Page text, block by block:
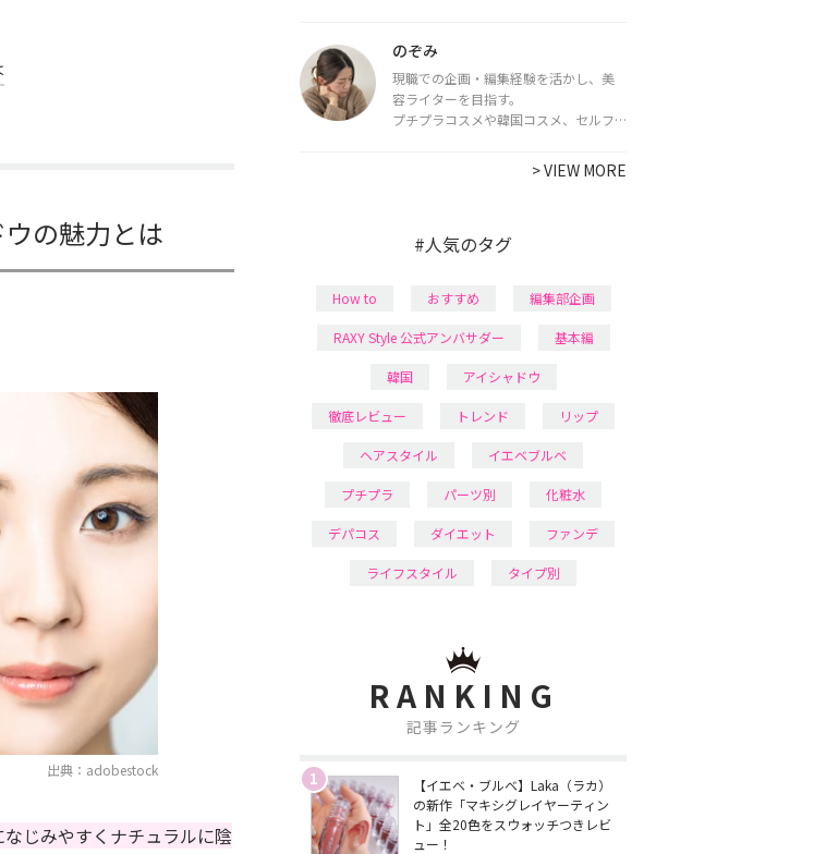
の魅力とは
出典：adobestock
じみやすくナチュラルに陰
ライターとして活動中。
都内で16タイプパーソナルカラー診
断・顔タイプ診断・骨格診断によるイ
メージコンサルティングも行っていま
のぞみ
現職での企画・編集経験を活かし、美
容ライターを目指す。
プチプラコスメや韓国コスメ、セルフ
で最新情報をチェック。家事や育児の合
間に取り入れられる時短美容テクも実
>VIEW MORE
#人気のタグ
How to おすすめ 編集部企画
RAXY Style 公式アンバサダー 基本編
韓国 アイシャドウ
徹底レビュー トレンド リップ
ヘアスタイル イエベブルベ
プチプラ パーツ別 化粧水
デパコス ダイエット ファンデ
ライフスタイル タイプ別
RANKING
記事ランキング
1
【イエベ・ブルベ】Laka（ラカ）
の新作「マキシグレイヤーティン
ト」全20色をスウォッチつきレビ
ュー！